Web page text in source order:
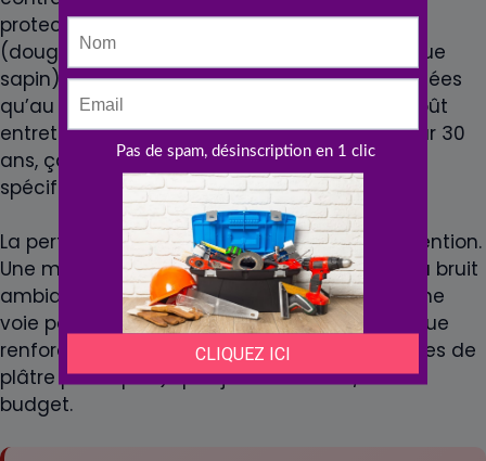
protective tous les 5-10 ans selon l’essence
(douglas et mélèze durent plus longtemps que
sapin), exposition (façades nord moins exposées
qu’au sud), et qualité du produit appliqué. Coût
entretien 200-500 € par cycle pour 120 m². Sur 30
ans, ça représente 1 000-2 500 € d’entretien
spécifique au bois.
La performance acoustique mérite aussi attention.
Une maison ossature bois est moins isolée du bruit
ambiant qu’une maçonnerie. À proximité d’une
voie passante, prévois un complexe acoustique
renforcé (laine de verre haute densité, plaques de
plâtre phoniques) qui ajoute 30-50 €/m² au
budget.